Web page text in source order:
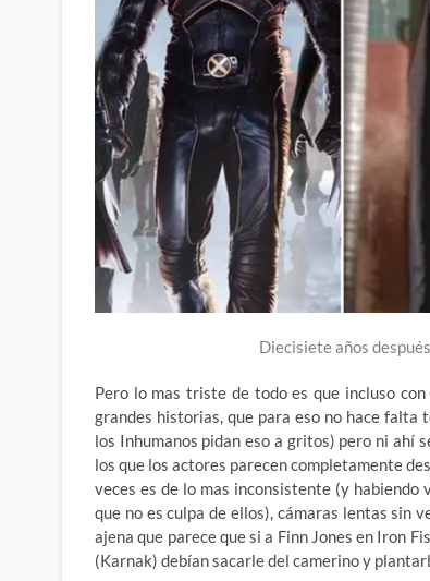
Diecisiete años
Pero lo mas triste de todo es que incluso
grandes historias, que para eso no hace falta
los Inhumanos pidan eso a gritos) pero ni ahí
los que los actores parecen completamente
veces es de lo mas inconsistente (y
que no es culpa de ellos), cámaras lentas sin
ajena que parece que si a Finn Jones en Iron
(Karnak) debían sacarle del camerino y